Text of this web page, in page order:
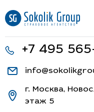
+7 495
г. Москва,
этаж 5